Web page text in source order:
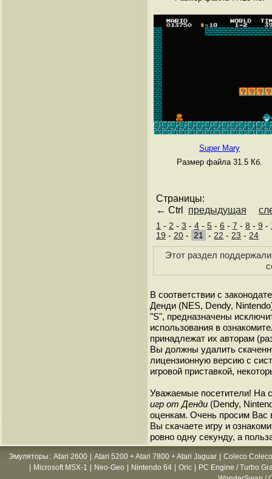
Super Mary
Размер файла 31.5 Кб.
Страницы:
← Ctrl предыдущая
1 - 2 - 3 - 4 - 5 - 6 - 7 - 8 - 9 -
19 - 20 - 21 - 22 - 23 - 24
Этот раздел
В соответствии с
Денди (NES, Dendy,
"S", предназначены
использования в
принадлежат их авторам
Вы должны удалить
лицензионную версию с
игровой приставкой,
Уважаемые посетители! На
игр от Денди (Dendy,
оценкам. Очень просим Вас
Вы скачаете игру и
ровно одну секунду, а
Эмуляторы : Atari 2600 Atari 5200 + Atari 7800 + Atari Jaguar
Coleco
Microsoft MSX-1 Neo-Geo Nintendo 64 Oric
PC Engine / Turbo